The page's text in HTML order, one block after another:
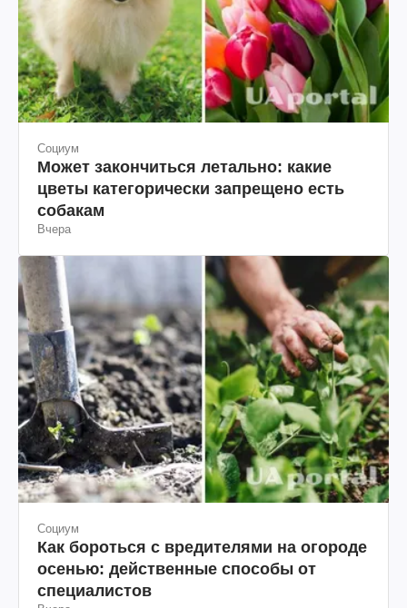
Социум
Может закончиться летально: какие
цветы категорически запрещено есть
собакам
Социум
Как бороться с вредителями на огороде
осенью: действенные способы от